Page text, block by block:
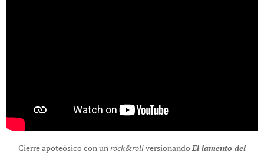
Cierre apoteósico con unrock&rollversionandoEl lamento del